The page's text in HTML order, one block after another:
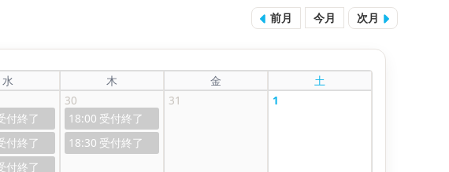
前月 今月 次月
水 木 金
土
30
18:00
18:30
31 1